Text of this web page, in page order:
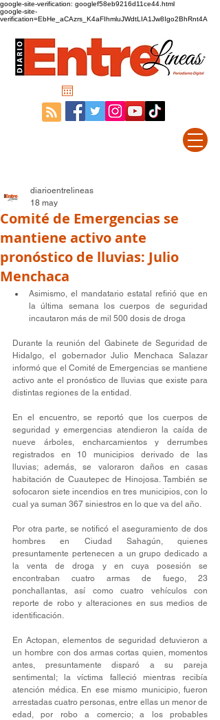
google-site-verification: googlef58eb9216d11ce44.html
google-site-
verification=EbHe_aCAzrs_K4aFIhmluJWdtLIA1Jw8Igo2BhRnt4A
Comité de Emergencias se
mantiene activo ante
pronóstico de lluvias: Julio
Menchaca
diarioentrelineas
18 may
Asimismo, el mandatario estatal refirió que en
la última semana los cuerpos de seguridad
incautaron más de mil 500 dosis de droga
Durante la reunión del Gabinete de Seguridad de
Hidalgo, el gobernador Julio Menchaca Salazar
informó que el Comité de Emergencias se mantiene
activo ante el pronóstico de lluvias que existe para
distintas regiones de la entidad.
En el encuentro, se reportó que los cuerpos de
seguridad y emergencias atendieron la caída de
nueve árboles, encharcamientos y derrumbes
registrados en 10 municipios derivado de las
lluvias; además, se valoraron daños en casas
habitación de Cuautepec de Hinojosa. También se
sofocaron siete incendios en tres municipios, con lo
cual ya suman 367 siniestros en lo que va del año.
Por otra parte, se notificó el aseguramiento de dos
hombres en Ciudad Sahagún, quienes
presuntamente pertenecen a un grupo dedicado a
la venta de droga y en cuya posesión se
encontraban cuatro armas de fuego, 23
ponchallantas, así como cuatro vehículos con
reporte de robo y alteraciones en sus medios de
identificación.
En Actopan, elementos de seguridad detuvieron a
un hombre con dos armas cortas quien, momentos
antes, presuntamente disparó a su pareja
sentimental; la víctima falleció mientras recibía
atención médica. En ese mismo municipio, fueron
arrestadas cuatro personas, entre ellas un menor de
edad, por robo a comercio; a los probables